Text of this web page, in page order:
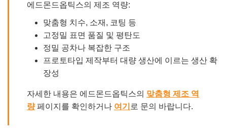
에드몬드옵틱스의 제조 역량:
맞춤형 치수, 소재, 코팅 등
고정밀 표면 품질 및 평탄도
정밀 공차나 복잡한 구조
프로토타입 제작부터 대량 생산에 이르는 생산 확
장성
자세한 내용은 에드몬드옵틱스의 맞춤형 제조 역
량페이지를 확인하거나 여기 로 문의 바랍니다.